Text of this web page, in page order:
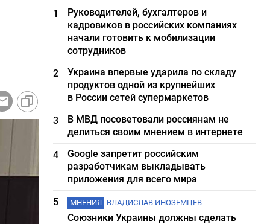
1
Руководителей, бухгалтеров и
кадровиков в российских компаниях
начали готовить к мобилизации
сотрудников
2
Украина впервые ударила по складу
продуктов одной из крупнейших
в России сетей супермаркетов
3
В МВД посоветовали россиянам не
делиться своим мнением в интернете
4
Google запретит российским
разработчикам выкладывать
приложения для всего мира
5
МНЕНИЯ ВЛАДИСЛАВ ИНОЗЕМЦЕВ
Союзники Украины должны сделать